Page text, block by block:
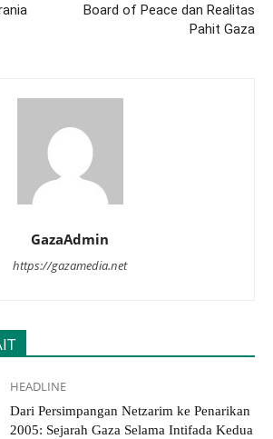
Board of Peace dan Realitas
Pahit Gaza
GazaAdmin
https://gazamedia.net
HEADLINE
Dari Persimpangan Netzarim ke Penarikan
2005: Sejarah Gaza Selama Intifada Kedua